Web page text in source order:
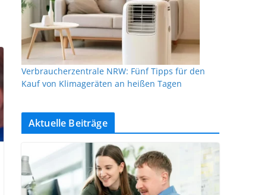
Verbraucherzentrale NRW: Fünf Tipps für den
Kauf von Klimageräten an heißen Tagen
Aktuelle Beiträge